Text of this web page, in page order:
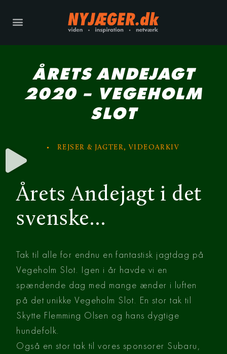
ÅRETS ANDEJAGT
2020 – VEGEHOLM
SLOT
REJSER & JAGTER, VIDEOARKIV
Årets Andejagt i det
svenske…
Tak til alle for endnu en fantastisk jagtdag på
Vegeholm Slot. Igen i år havde vi en
spændende dag med mange ænder i luften
på det unikke Vegeholm Slot. En stor tak til
Skytte Flemming Olsen og hans dygtige
hundefolk.
Også en stor tak til vores sponsorer Subaru,